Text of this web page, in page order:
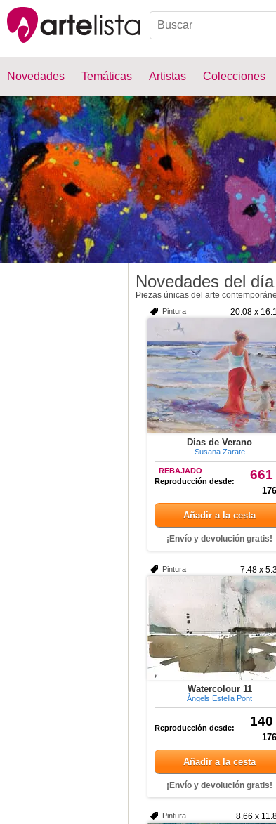
Novedades Temáticas Artistas Colecciones
Novedades del día
Piezas únicas del arte
20.08 x
Pintura
Dias de Verano
Susana Zarate
661
REBAJADO
Reproducción desde:
Añadir a la cesta
¡Envío y devolución gratis!
7.48 x
Pintura
Watercolour 11
Àngels Estella Pont
140
Reproducción desde:
Añadir a la cesta
¡Envío y devolución gratis!
8.66 x
Pintura